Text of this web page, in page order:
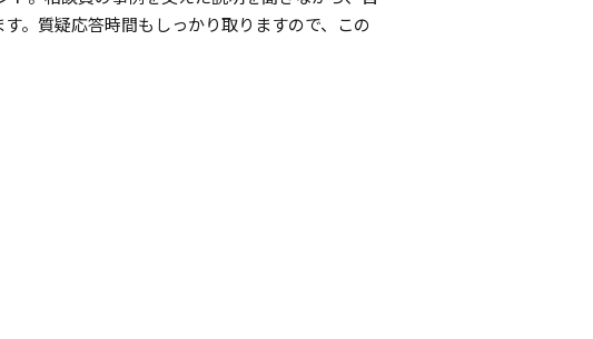
。質疑応答時間もしっかり取りますので、この